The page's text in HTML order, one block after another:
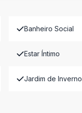
Banheiro Social
Estar Íntimo
Jardim de Inverno